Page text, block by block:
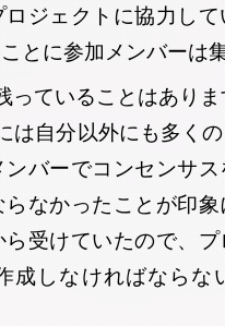
ジェクトに協力し
とに参加メンバーは
っていることはあり
は自分以外にも多く
バーでコンセンサ
なかったことが印
受けていたので、
成しなければならな